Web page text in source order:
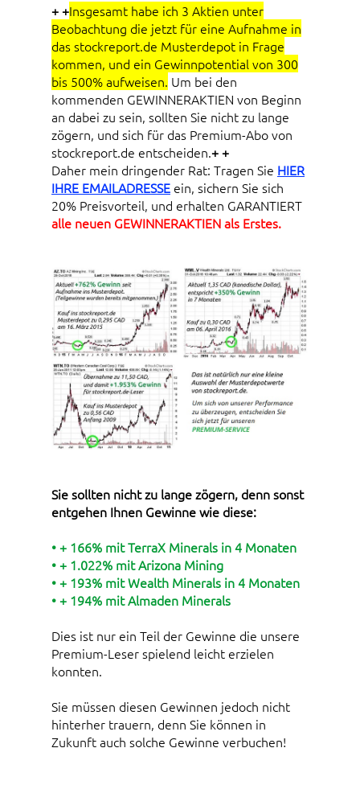
+ +Insgesamt habe ich 3 Aktien unter
Beobachtung die jetzt für eine Aufnahme in
das stockreport.de Musterdepot in Frage
kommen, und ein Gewinnpotential von 300
bis 500% aufweisen. Um bei den
kommenden GEWINNERAKTIEN von Beginn
an dabei zu sein, sollten Sie nicht zu lange
zögern, und sich für das Premium-Abo von
stockreport.de entscheiden.+ +
Daher mein dringender Rat: Tragen Sie HIER
IHRE EMAILADRESSE ein, sichern Sie sich
20% Preisvorteil, und erhalten GARANTIERT
alle neuen GEWINNERAKTIEN als Erstes.
Sie sollten nicht zu lange zögern, denn sonst
entgehen Ihnen Gewinne wie diese:
• + 166% mit TerraX Minerals in 4 Monaten
• + 1.022% mit Arizona Mining
• + 193% mit Wealth Minerals in 4 Monaten
• + 194% mit Almaden Minerals
Dies ist nur ein Teil der Gewinne die unsere
Premium-Leser spielend leicht erzielen
konnten.
Sie müssen diesen Gewinnen jedoch nicht
hinterher trauern, denn Sie können in
Zukunft auch solche Gewinne verbuchen!